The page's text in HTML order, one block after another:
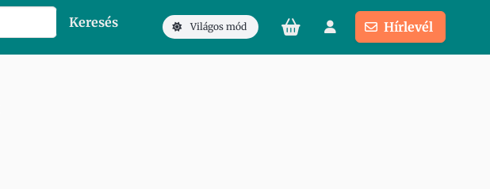
Keresés Világos mód Hírlevél